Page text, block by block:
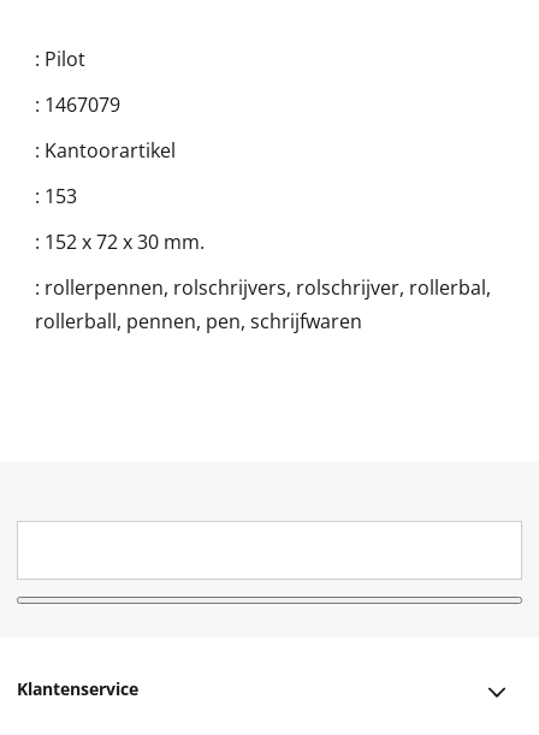
: Pilot
: 1467079
: Kantoorartikel
: 153
: 152 x 72 x 30 mm.
: rollerpennen, rolschrijvers, rolschrijver, rollerbal,
rollerball, pennen, pen, schrijfwaren
Klantenservice